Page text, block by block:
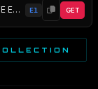
Narcos Mexico S01E01 720p WEBRip x264-STRiFE EZTV E1 GET